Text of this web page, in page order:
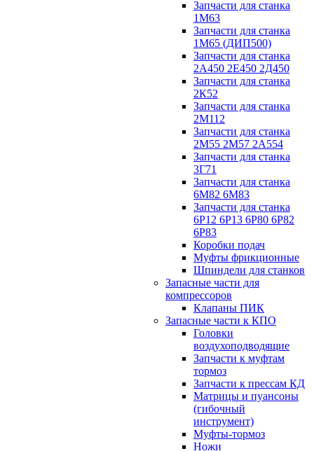
Запчасти для станка
1М63
Запчасти для станка
1М65 (ДИП500)
Запчасти для станка
2А450 2Е450 2Д450
Запчасти для станка
2К52
Запчасти для станка
2М112
Запчасти для станка
2М55 2М57 2А554
Запчасти для станка
3Г71
Запчасти для станка
6М82 6М83
Запчасти для станка
6Р12 6Р13 6Р80 6Р82
6Р83
Коробки подач
Муфты фрикционные
Шпиндели для станков
Запасные части для
компрессоров
Клапаны ПИК
Запасные части к КПО
Головки
воздухоподводящие
Запчасти к муфтам
тормоз
Запчасти к прессам КД
Матрицы и пуансоны
(гибочный
инструмент)
Муфты-тормоз
Ножи